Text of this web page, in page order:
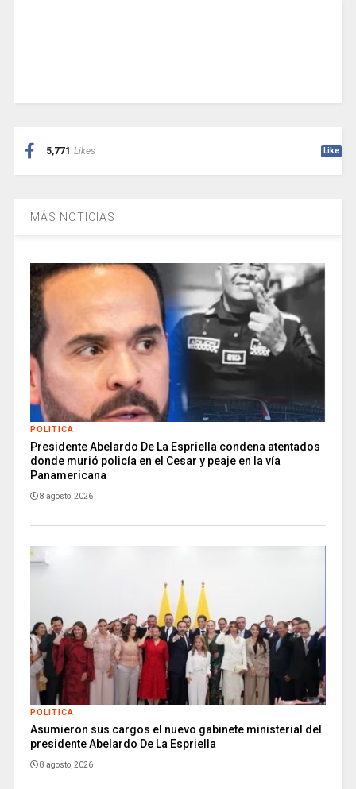
5,771 Likes Like
MÁS NOTICIAS
POLITICA
Presidente Abelardo De La Espriella condena atentados
donde murió policía en el Cesar y peaje en la vía
Panamericana
8 agosto, 2026
POLITICA
Asumieron sus cargos el nuevo gabinete ministerial del
presidente Abelardo De La Espriella
8 agosto, 2026